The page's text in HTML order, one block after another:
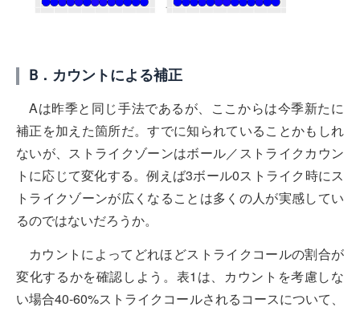
B．カウントによる補正
Aは昨季と同じ手法であるが、ここからは今季新たに
補正を加えた箇所だ。すでに知られていることかもしれ
ないが、ストライクゾーンはボール／ストライクカウン
トに応じて変化する。例えば3ボール0ストライク時にス
トライクゾーンが広くなることは多くの人が実感してい
るのではないだろうか。
カウントによってどれほどストライクコールの割合が
変化するかを確認しよう。表1は、カウントを考慮しな
い場合40-60%ストライクコールされるコースについて、